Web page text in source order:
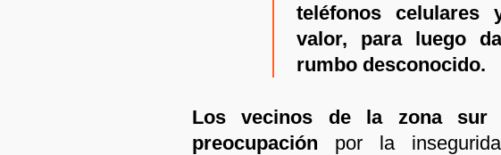
teléfonos
valor, para luego
rumbo desconocido.
Los vecinos de la zona sur
preocupación por la